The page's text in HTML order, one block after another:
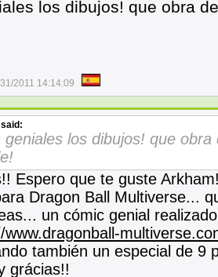
los dibujos! que obra
2011 14:14:09
said:
geniales los dibujos! que
Espero que te guste
Dragon Ball Multiverse...
un cómic genial
www.dragonball-
también un especial de 9
grácias!!